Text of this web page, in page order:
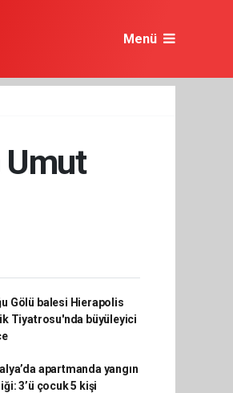
Menü
Umut
Gölü balesi Hierapolis
Tiyatrosu'nda büyüleyici
apartmanda yangın
3’ü çocuk 5 kişi